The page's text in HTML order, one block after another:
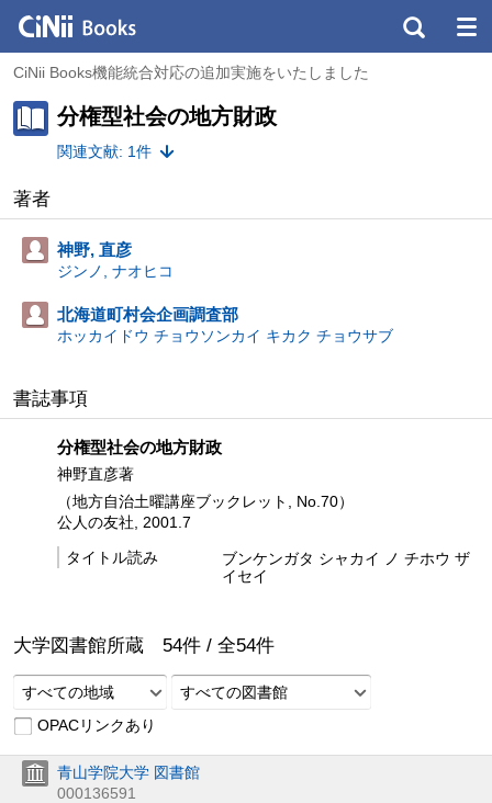
CiNii Books機能統合対応の追加実施をいたしました
分権型社会の地方財政
関連文献: 1件
著者
神野, 直彦
ジンノ, ナオヒコ
北海道町村会企画調査部
ホッカイドウ チョウソンカイ キカク チョウサブ
書誌事項
分権型社会の地方財政
神野直彦著
（地方自治土曜講座ブックレット, No.70）
公人の友社, 2001.7
タイトル読み
ブンケンガタ シャカイ ノ チホウ ザ
イセイ
大学図書館所蔵 54件 / 全54件
すべての地域
すべての図書館
OPACリンクあり
青山学院大学 図書館
000136591